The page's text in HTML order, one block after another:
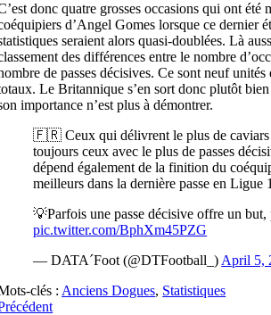
donc quatre grosses occasions qui ont été
d’Angel Gomes lorsque ce dernier
seraient alors quasi-doublées. Là
des différences entre le nombre
de passes décisives. Ce sont neuf
Le Britannique s’en sort donc plutôt
importance n’est plus à démontrer.
🇫🇷 Ceux qui délivrent le plus de caviars
toujours ceux avec le plus de passes
dépend également de la finition du
meilleurs dans la dernière passe en Ligue
💡Parfois une passe décisive offre un
pic.twitter.com/BphXm45PZG
— DATA´Foot (@DTFootball_) April 5,
clés : Anciens Dogues, Statistiques